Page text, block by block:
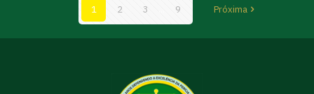
1 2 3 9 Próxima